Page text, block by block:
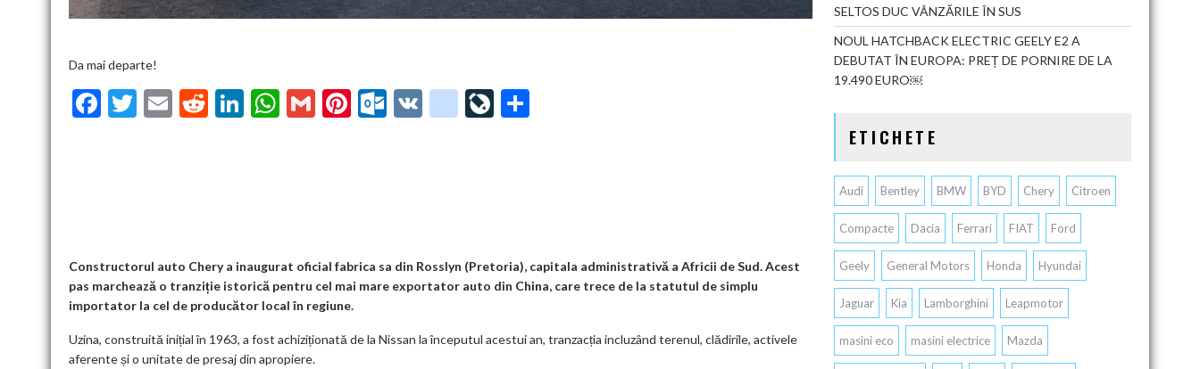
Da mai departe!
F
k
T
E
R
Li W
p
G
Pi O
m
V
g
o
o
k
Li
Constructorul auto Chery a inaugurat oficial fabrica sa din Rosslyn (Pretoria), capitala administrativă a Africii de Sud. Acest
pas marchează o tranziție istorică pentru cel mai mare exportator auto din China, care trece de la statutul de simplu
importator la cel de producător local în regiune.
Uzina, construită inițial în 1963, a fost achiziționată de la Nissan la începutul acestui an, tranzacția incluzând terenul, clădirile, activele
aferente și o unitate de presaj din apropiere.
SELTOS DUC VÂNZĂRILE ÎN SUS
NOUL HATCHBACK ELECTRIC GEELY E2 A
DEBUTAT ÎN EUROPA: PREȚ DE PORNIRE DE LA
19.490 EURO￼
ETICHETE
Audi Bentley BMW BYD Chery Citroen
Compacte Dacia Ferrari FIAT Ford
Geely General Motors Honda Hyundai
Jaguar Kia Lamborghini Leapmotor
masini eco masini electrice Mazda